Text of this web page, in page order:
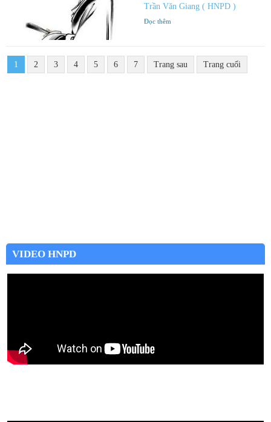
Trần Văn Giang ( HNPD )
Đọc thêm
1 2 3 4 5 6 7 Trang sau Trang cuối
VIDEO HNPD